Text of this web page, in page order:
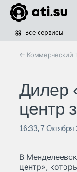
Все сервисы
← Коммерческий
Дилер
центр
16:33, 7 Октября
В
центр»,